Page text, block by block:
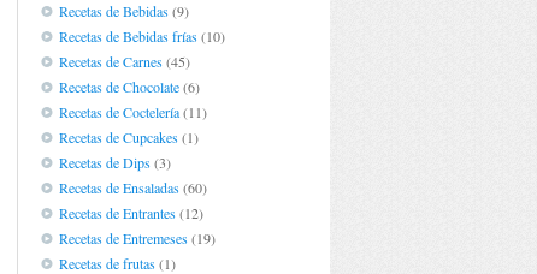
Recetas de Bebidas(9)
Recetas de Bebidas frías(10)
Recetas de Carnes(45)
Recetas de Chocolate(6)
Recetas de Coctelería(11)
Recetas de Cupcakes(1)
Recetas de Dips(3)
Recetas de Ensaladas(60)
Recetas de Entrantes(12)
Recetas de Entremeses(19)
Recetas de frutas(1)